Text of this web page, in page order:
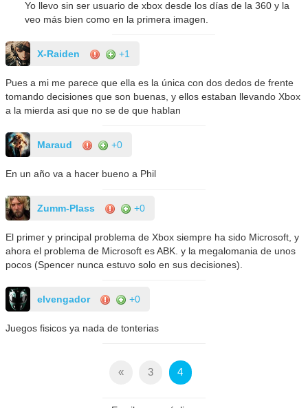
Yo llevo sin ser usuario de xbox desde los días de la 360 y la
veo más bien como en la primera imagen.
X-Raiden +1
Pues a mi me parece que ella es la única con dos dedos de frente
tomando decisiones que son buenas, y ellos estaban llevando Xbox
a la mierda asi que no se de que hablan
Maraud +0
En un año va a hacer bueno a Phil
Zumm-Plass +0
El primer y principal problema de Xbox siempre ha sido Microsoft, y
ahora el problema de Microsoft es ABK. y la megalomania de unos
pocos (Spencer nunca estuvo solo en sus decisiones).
elvengador +0
Juegos fisicos ya nada de tonterias
« 3 4